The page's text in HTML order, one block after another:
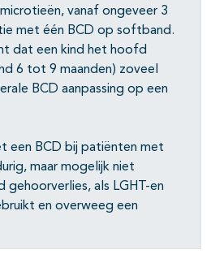
vanaf ongeveer 3
met één BCD op softband.
dat een kind het hoofd
6 tot 9 maanden) zoveel
BCD aanpassing op een
een BCD bij patiënten met
maar mogelijk niet
gehoorverlies, als LGHT-en
en overweeg een